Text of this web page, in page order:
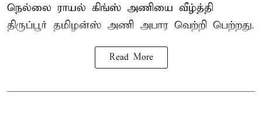
நெல்லை ராயல் கிங்ஸ் அணியை வீழ்த்தி
திருப்பூர் தமிழன்ஸ் அணி அபார வெற்றி பெற்றது.
Read More